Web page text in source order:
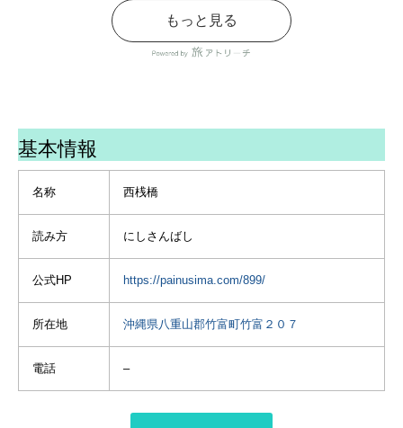
囲いにはニトベカズラが巻
き付いててちょうど満開🎊
香りに引き寄せられるよう
れてきたのかな🥰集落を散
策しているとどこからか三
線の音色が聞こえてきてヒ
ーリング効果も抜群でした
#沖縄 #竹富島 #花が好き #
集落 #はなまっぷ #蝶々 #お
ーチで応援 #okinawa
#taketomiisland
#okinawa_love
ごい
小さな島なので観光がしや
すい島
挑戦した
竹富島、波照間島、西表島
富島の映像となった
でみたよ
・
もっと見る
基本情報
名称 西桟橋
読み方 にしさんばし
公式HP https://painusima.com/899/
所在地 沖縄県八重山郡竹富町竹富２０７
電話 –